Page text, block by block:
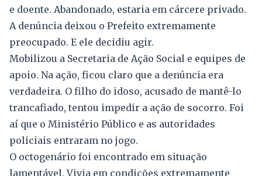
e doente. Abandonado, estaria em cárcere privado.
A denúncia deixou o Prefeito extremamente
preocupado. E ele decidiu agir.
Mobilizou a Secretaria de Ação Social e equipes de
apoio. Na ação, ficou claro que a denúncia era
verdadeira. O filho do idoso, acusado de mantê-lo
trancafiado, tentou impedir a ação de socorro. Foi
aí que o Ministério Público e as autoridades
policiais entraram no jogo.
O octogenário foi encontrado em situação
lamentável. Vivia em condições extremamente